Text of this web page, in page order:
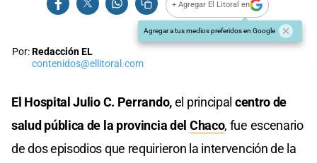
+ Agregar El Litoral en
Agregar a tus medios preferidos en Google
Por:Redacción EL
contenidos@ellitoral.com
El Hospital Julio C. Perrando,el principal centro de
salud pública de la provincia del Chaco, fue escenario
de dos episodios que requirieron la intervención de la